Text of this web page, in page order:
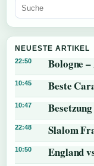
NEUESTE ARTIKEL
22:50 Bologne
10:45 Beste
10:47
22:48 Slalom
10:50 England